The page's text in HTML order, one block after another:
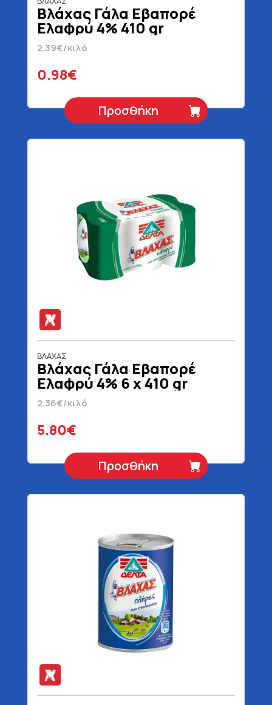
Βλάχας Γάλα Εβαπορέ
Ελαφρύ 4% 410 gr
2.39€/κιλό
0.98€
Προσθήκη
ΒΛΑΧΑΣ
Βλάχας Γάλα Εβαπορέ
Ελαφρύ 4% 6 x 410 gr
2.36€/κιλό
5.80€
Προσθήκη